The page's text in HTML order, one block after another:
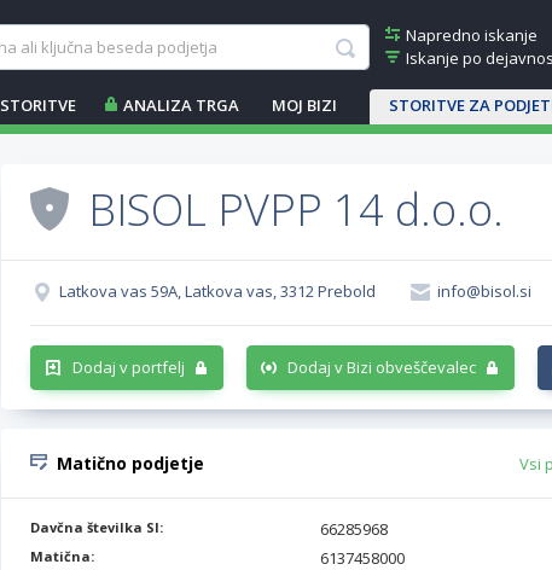
Napredno iskanje
Iskanje po
STORITVE ANALIZA TRGA MOJ BIZI STORITVE ZA
BISOL PVPP 14 d.o.o.
Latkova vas 59A, Latkova vas, 3312 Prebold info@bisol.si
Dodaj v portfelj Dodaj v Bizi obveščevalec
Matično podjetje Vsi
Davčna številka SI: 66285968
Matična: 6137458000